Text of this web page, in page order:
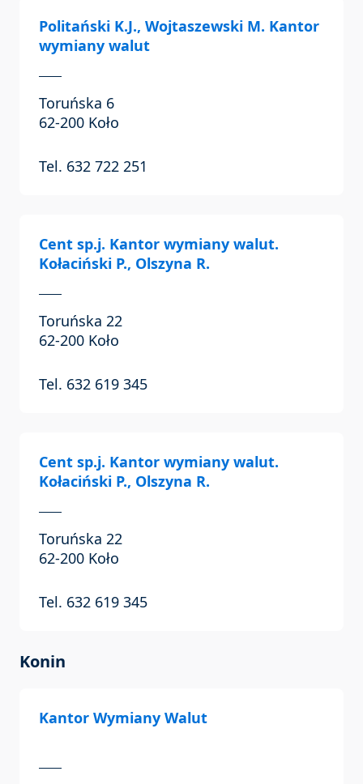
Politański K.J., Wojtaszewski M. Kantor
wymiany walut
Toruńska 6
62-200 Koło
Tel. 632 722 251
Cent sp.j. Kantor wymiany walut.
Kołaciński P., Olszyna R.
Toruńska 22
62-200 Koło
Tel. 632 619 345
Cent sp.j. Kantor wymiany walut.
Kołaciński P., Olszyna R.
Toruńska 22
62-200 Koło
Tel. 632 619 345
Konin
Kantor Wymiany Walut